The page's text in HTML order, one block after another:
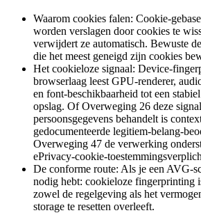
Waarom cookies falen: Cookie-
worden verslagen door cookies te
verwijdert ze automatisch. Bewuste
die het meest geneigd zijn cookies
Het cookieloze signaal: Device-
browserlaag leest GPU-renderer,
en font-beschikbaarheid tot een
opslag. Of Overweging 26 deze
persoonsgegevens behandelt is
gedocumenteerde legitiem-belang-
Overweging 47 de verwerking
ePrivacy-cookie-
De conforme route: Als je een AVG-
nodig hebt: cookieloze fingerprinting
zowel de regelgeving als het
storage te resetten overleeft.